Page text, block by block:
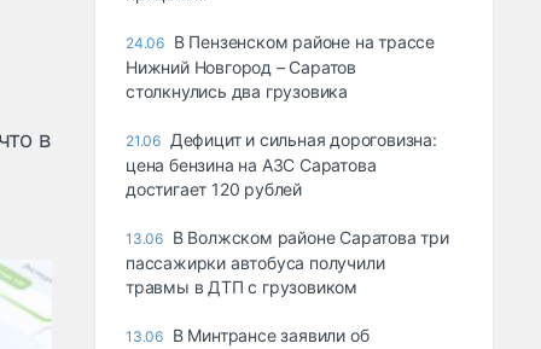
в
24.06 В Пензенском районе на трассе
Нижний Новгород – Саратов
столкнулись два грузовика
21.06 Дефицит и сильная дороговизна:
цена бензина на АЗС Саратова
достигает 120 рублей
13.06 В Волжском районе Саратова три
пассажирки автобуса получили
травмы в ДТП с грузовиком
13.06 В Минтрансе заявили об